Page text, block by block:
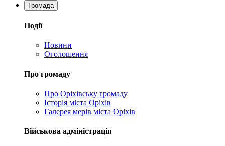
Громада
Події
Новини
Оголошення
Про громаду
Про Оріхівську громаду
Історія міста Оріхів
Галерея мерів міста Оріхів
Військова адміністрація